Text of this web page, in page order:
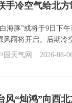
手冷空气给北
海豚”或将于9日下
风雨将开启。后期冷
国天气网
2026-08-
风“灿鸿”向西